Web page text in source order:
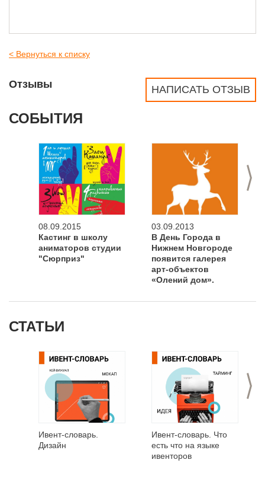
< Вернуться к списку
НАПИСАТЬ ОТЗЫВ
Отзывы
СОБЫТИЯ
>
08.09.2015
Кастинг в школу
аниматоров студии
"Сюрприз"
03.09.2013
В День Города в
Нижнем Новгороде
появится галерея
арт-объектов
«Олений дом».
СТАТЬИ
>
Ивент-словарь.
Дизайн
Ивент-словарь. Что
есть что на языке
ивенторов